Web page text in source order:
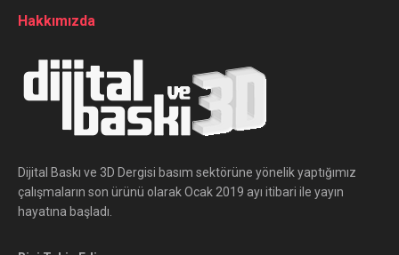
Hakkımızda
Dijital Baskı ve 3D Dergisi basım sektörüne yönelik yaptığımız
çalışmaların son ürünü olarak Ocak 2019 ayı itibari ile yayın
hayatına başladı.